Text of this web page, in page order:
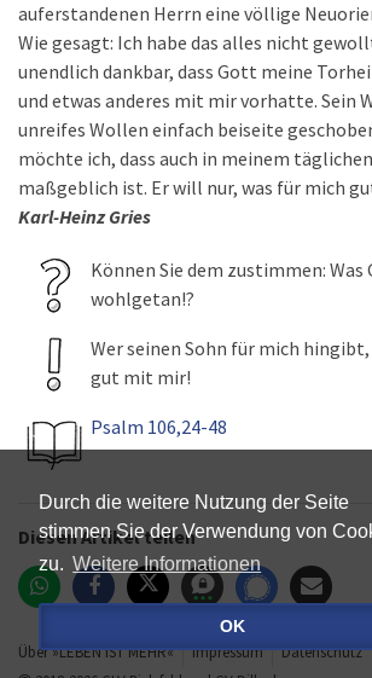
Durch die weitere Nutzung der Seite
stimmen Sie der Verwendung von
zu. Weitere Informationen
OK
auferstandenen Herrn eine völlige
Wie gesagt: Ich habe das alles nicht
unendlich dankbar, dass Gott meine
und etwas anderes mit mir vorhatte. Sein
unreifes Wollen einfach beiseite
möchte ich, dass auch in meinem
maßgeblich ist. Er will nur, was für mich
Karl-Heinz Gries
Können Sie dem zustimmen:
wohlgetan!?
Wer seinen Sohn für mich
gut mit mir!
Psalm 106,24-48
Diesen Artikel teilen
Über »LEBEN IST MEHR« Impressum
Datenschutz